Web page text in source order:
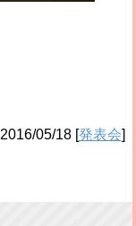
2016/05/18[発表会]